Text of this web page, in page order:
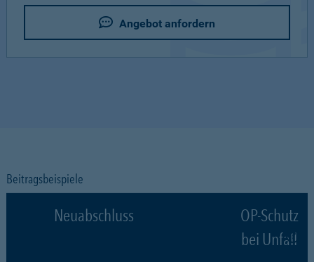
Angebot anfordern
Beitragsbeispiele
Neuabschluss
OP-Schutz
bei Unfall